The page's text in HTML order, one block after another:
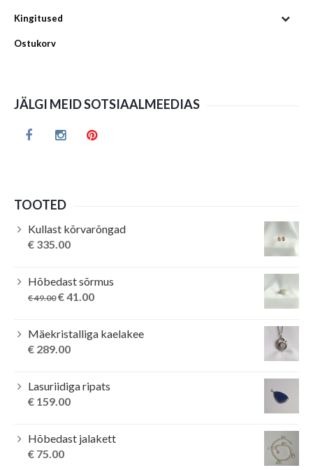
Kingitused
Ostukorv
JÄLGI MEID SOTSIAALMEEDIAS
TOOTED
Kullast kõrvarõngad
€ 335.00
Hõbedast sõrmus
€49.00 Original
€ 49.00.
€41.00Current
€ 41.00.
Mäekristalliga kaelakee
€ 289.00
Lasuriidiga ripats
€ 159.00
Hõbedast jalakett
€ 75.00